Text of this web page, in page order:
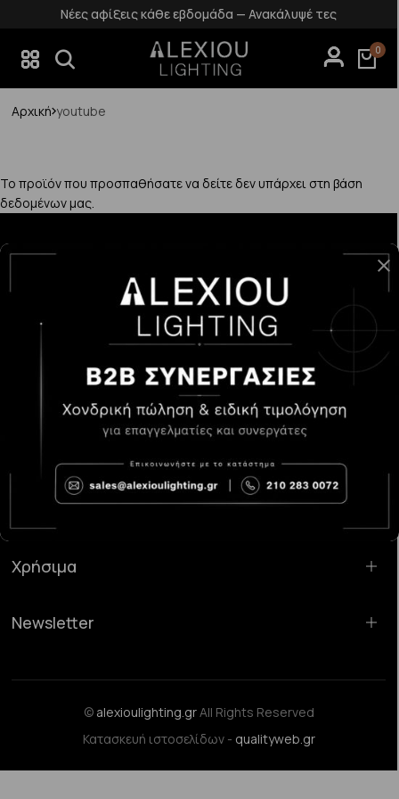
Νέες αφίξεις κάθε εβδομάδα — Ανακάλυψέ τες
0
Αρχική youtube
Το προϊόν που προσπαθήσατε να δείτε δεν υπάρχει στη βάση
δεδομένων μας.
Κατάστημα Χαλάνδρι:Σαρανταπόρου 55, 15232, Χαλάνδρι
sales@alexioulighting.gr
210 283 0072
6983123181
Χρήσιμα
Newsletter
© alexioulighting.grAll Rights Reserved
Κατασκευή ιστοσελίδων - qualityweb.gr